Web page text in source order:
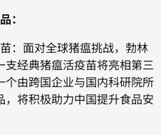
：
：面对全球猪瘟挑战，勃林
经典猪瘟活疫苗将亮相第三
由跨国企业与国内科研院所
将积极助力中国提升食品安